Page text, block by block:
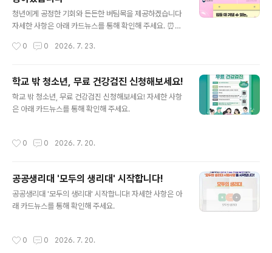
청년에게 공정한 기회와 든든한 버팀목을 제공하겠습니다
자세한 사항은 아래 카드뉴스를 통해 확인해 주세요. ⏰출
0 0 2026. 7. 23.
학교 밖 청소년, 무료 건강검진 신청해보세요!
학교 밖 청소년, 무료 건강검진 신청해보세요! 자세한 사항
은 아래 카드뉴스를 통해 확인해 주세요.
0 0 2026. 7. 20.
공공생리대 '모두의 생리대' 시작합니다!
공공생리대 '모두의 생리대' 시작합니다! 자세한 사항은 아
래 카드뉴스를 통해 확인해 주세요.
0 0 2026. 7. 20.